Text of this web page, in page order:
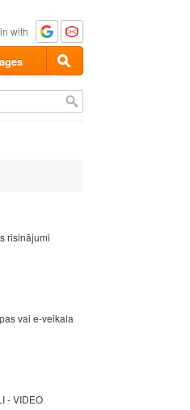
with
risinājumi
vai e-veikala
- VIDEO